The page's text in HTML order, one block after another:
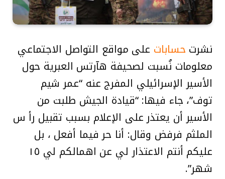
نشرت حسابات على مواقع التواصل الاجتماعي
معلومات نُسبت لصحيفة هآرتس العبرية حول
الأسير الإسرائيلي المفرج عنه “عمر شيم
توف”، جاء فيها: “قيادة الجيش طلبت من
الأسير أن يعتذر على الإعلام بسبب تقبيل رأ س
الملثم فرفض وقال: أنا حر فيما أفعل ، بل
عليكم أنتم الاعتذار لي عن اهمالكم لي ١٥
شهر”.